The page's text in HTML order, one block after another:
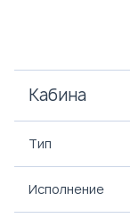
Кабина
Тип
Исполнение